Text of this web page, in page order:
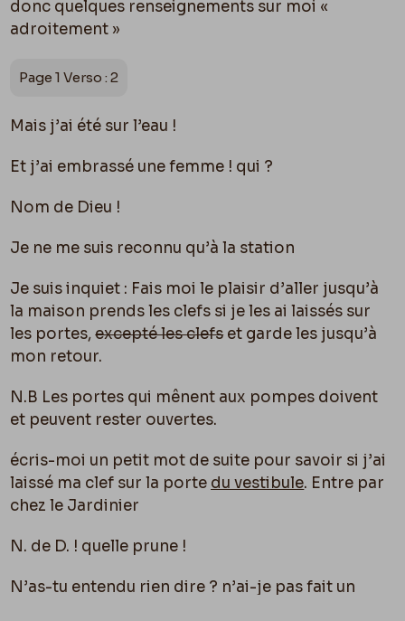
donc quelques renseignements sur moi «
adroitement »
Page 1 Verso : 2
Mais j’ai été sur l’eau !
Et j’ai embrassé une femme ! qui ?
Nom de Dieu !
Je ne me suis reconnu qu’à la station
Je suis inquiet : Fais moi le plaisir d’aller jusqu’à
la maison prends les clefs si je les ai laissés sur
les portes,excepté les clefset garde les jusqu’à
mon retour.
N.B Les portes qui mênent aux pompes doivent
et peuvent rester ouvertes.
écris-moi un petit mot de suite pour savoir si j’ai
laissé ma clef sur la porte du vestibule. Entre par
chez le Jardinier
N. de D. ! quelle prune !
N’as-tu entendu rien dire ? n’ai-je pas fait un